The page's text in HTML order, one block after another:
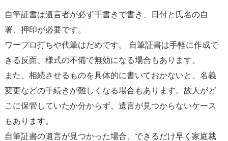
自筆証書は遺言者が必ず手書きで書き、日付と氏名の自
署、押印が必要です。
ワープロ打ちや代筆はだめです。 自筆証書は手軽に作成で
きる反面、様式の不備で無効になる場合もあります。
また、相続させるものを具体的に書いておかないと、名義
変更などの手続きが難しくなる場合もあります。故人がど
こに保管していたか分からず、遺言が見つからないケース
もあります。
自筆証書の遺言が見つかった場合、できるだけ早く家庭裁